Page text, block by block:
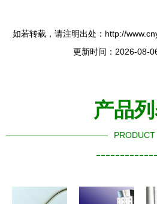
如若转载，请注明出处：http://
更新时间：2026-08-
产品
PRODUCT